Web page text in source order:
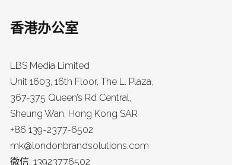
香港办公室
LBS Media Limited
Unit 1603, 16th Floor, The L. Plaza,
367-375 Queen’s Rd Central,
Sheung Wan, Hong Kong SAR
+86 139-2377-6502
mk@londonbrandsolutions.com
微信: 13923776502